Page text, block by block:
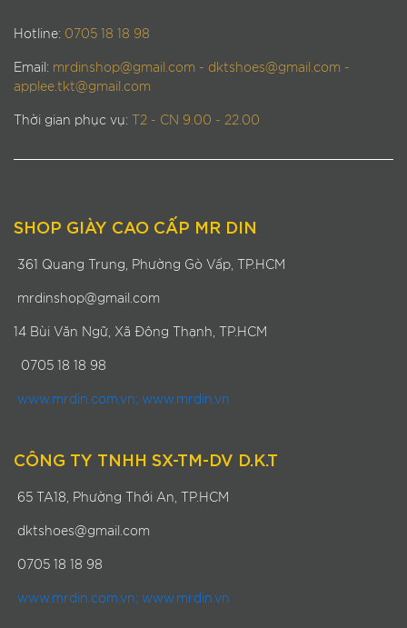
Hotline: 0705 18 18 98
Email: mrdinshop@gmail.com - dktshoes@gmail.com -
applee.tkt@gmail.com
Thời gian phục vụ: T2 - CN 9.00 - 22.00
SHOP GIÀY CAO CẤP MR DIN
361 Quang Trung, Phường Gò Vấp, TP.HCM
mrdinshop@gmail.com
14 Bùi Văn Ngữ, Xã Đông Thạnh, TP.HCM
0705 18 18 98
www.mrdin.com.vn; www.mrdin.vn
CÔNG TY TNHH SX-TM-DV D.K.T
65 TA18, Phường Thới An, TP.HCM
dktshoes@gmail.com
0705 18 18 98
www.mrdin.com.vn; www.mrdin.vn